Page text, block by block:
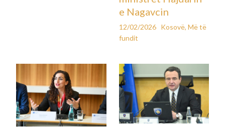
e Nagavcin
12/02/2026 Kosovë, Më të
fundit